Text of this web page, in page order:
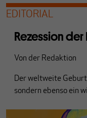
EDITORIAL
Rezession
Von der Redaktion
Der weltweite
sondern ebenso ein